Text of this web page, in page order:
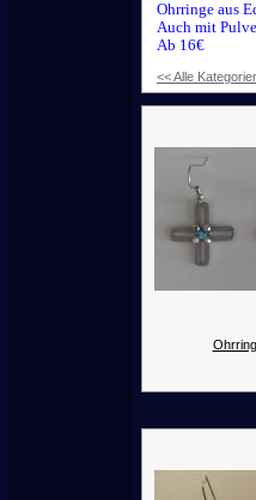
Ohrringe aus
Auch mit
Ab 16€
<< Alle